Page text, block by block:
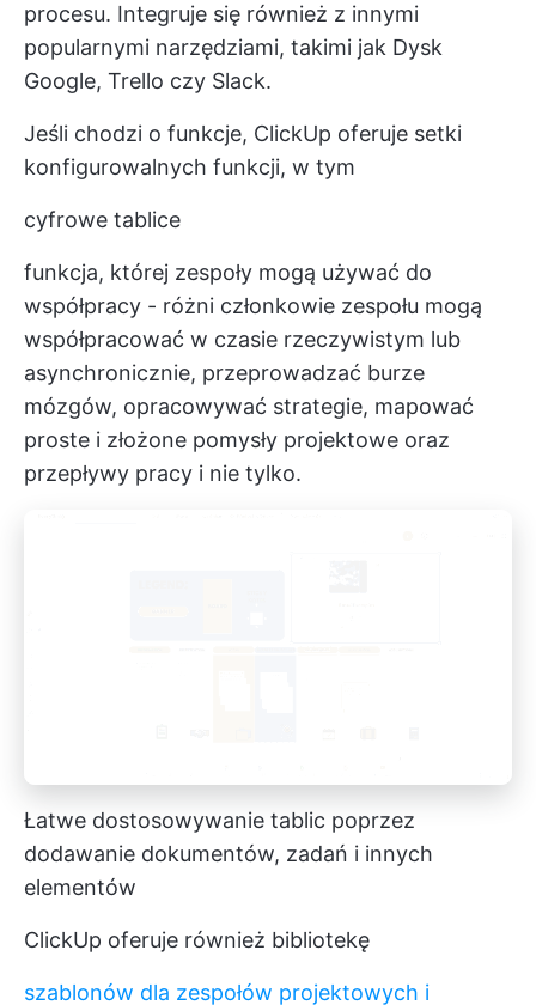
procesu. Integruje się również z innymi
popularnymi narzędziami, takimi jak Dysk
Google, Trello czy Slack.
Jeśli chodzi o funkcje, ClickUp oferuje setki
konfigurowalnych funkcji, w tym
cyfrowe tablice
funkcja, której zespoły mogą używać do
współpracy - różni członkowie zespołu mogą
współpracować w czasie rzeczywistym lub
asynchronicznie, przeprowadzać burze
mózgów, opracowywać strategie, mapować
proste i złożone pomysły projektowe oraz
przepływy pracy i nie tylko.
Łatwe dostosowywanie tablic poprzez
dodawanie dokumentów, zadań i innych
elementów
ClickUp oferuje również bibliotekę
szablonów dla zespołów projektowych i